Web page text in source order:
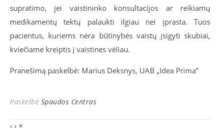
supratimo, jei vaistininko konsultacijos ar reikiamų
medikamentų tektų palaukti ilgiau nei įprasta. Tuos
pacientus, kuriems nėra būtinybės vaistų įsigyti skubiai,
kviečiame kreiptis į vaistines vėliau.
Pranešimą paskelbė: Marius Deksnys, UAB „Idea Prima”
Paskelbė Spaudos Centras
‹ › ×